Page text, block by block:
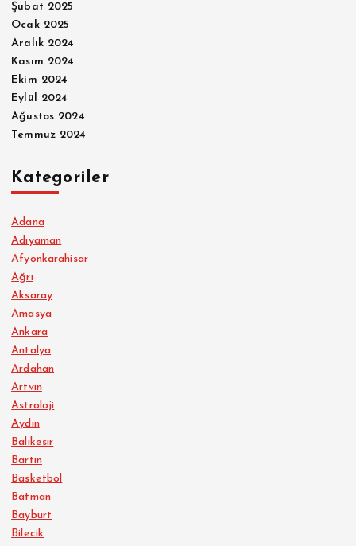
Şubat 2025
Ocak 2025
Aralık 2024
Kasım 2024
Ekim 2024
Eylül 2024
Ağustos 2024
Temmuz 2024
Kategoriler
Adana
Adıyaman
Afyonkarahisar
Ağrı
Aksaray
Amasya
Ankara
Antalya
Ardahan
Artvin
Astroloji
Aydın
Balıkesir
Bartın
Basketbol
Batman
Bayburt
Bilecik